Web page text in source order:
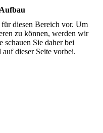
diesen Bereich vor. Um
zu können, werden wir
Sie daher bei
auf dieser Seite vorbei.